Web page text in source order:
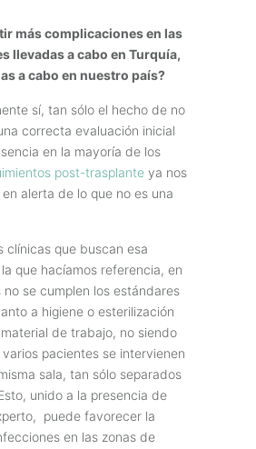
más complicaciones en las
llevadas a cabo en Turquía,
a cabo en nuestro país?
sí, tan sólo el hecho de no
correcta evaluación inicial
en la mayoría de los
post-trasplante ya nos
alerta de lo que no es una
clínicas que buscan esa
que hacíamos referencia, en
no se cumplen los estándares
a higiene o esterilización
de trabajo, no siendo
pacientes se intervienen
sala, tan sólo separados
unido a la presencia de
puede favorecer la
en las zonas de